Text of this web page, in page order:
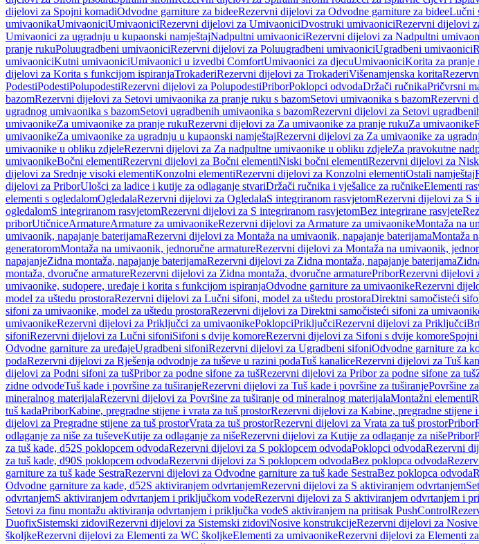
dijelovi za Spojni komadiOdvodne garniture za bideeRezervni dijelovi za Odvodne garniture za bideeLučni
umivaonikaUmivaoniciUmivaoniciRezervni dijelovi za UmivaoniciDvostruki umivaoniciRezervni dijelovi
Umivaonici za ugradnju u kupaonski namještajNadpultni umivaoniciRezervni dijelovi za Nadpultni
pranje rukuPoluugradbeni umivaoniciRezervni dijelovi za Poluugradbeni umivaoniciUgradbeni umivaonici
umivaoniciKutni umivaoniciUmivaonici u izvedbi ComfortUmivaonici za djecuUmivaoniciKorita za pranje
dijelovi za Korita s funkcijom ispiranjaTrokaderiRezervni dijelovi za TrokaderiVišenamjenska korita
PodestiPodestiPolupodestiRezervni dijelovi za PolupodestiPriborPoklopci odvodaDržači ručnikaPričvrsni
bazomRezervni dijelovi za Setovi umivaonika za pranje ruku s bazomSetovi umivaonika s bazomRezervni
ugradnog umivaonika s bazomSetovi ugradbenih umivaonika s bazomRezervni dijelovi za Setovi
umivaonikeZa umivaonike za pranje rukuRezervni dijelovi za Za umivaonike za pranje rukuZa umivaonike
umivaonikeZa umivaonike za ugradnju u kupaonski namještajRezervni dijelovi za Za umivaonike za
umivaonike u obliku zdjeleRezervni dijelovi za Za nadpultne umivaonike u obliku zdjeleZa pravokutne
umivaonikeBočni elementiRezervni dijelovi za Bočni elementiNiski bočni elementiRezervni dijelovi za
dijelovi za Srednje visoki elementiKonzolni elementiRezervni dijelovi za Konzolni elementiOstali namještaj
dijelovi za PriborUlošci za ladice i kutije za odlaganje stvariDržači ručnika i vješalice za ručnikeElementi
elementi s ogledalomOgledalaRezervni dijelovi za OgledalaS integriranom rasvjetomRezervni dijelovi za S
ogledalomS integriranom rasvjetomRezervni dijelovi za S integriranom rasvjetomBez integrirane rasvjete
priborUtičniceArmatureArmature za umivaonikeRezervni dijelovi za Armature za umivaonikeMontaža na
umivaonik, napajanje baterijamaRezervni dijelovi za Montaža na umivaonik, napajanje baterijamaMontaža
generatoromMontaža na umivaonik, jednoručne armatureRezervni dijelovi za Montaža na umivaonik,
napajanjeZidna montaža, napajanje baterijamaRezervni dijelovi za Zidna montaža, napajanje baterijama
montaža, dvoručne armatureRezervni dijelovi za Zidna montaža, dvoručne armaturePriborRezervni dijelovi
umivaonike, sudopere, uređaje i korita s funkcijom ispiranjaOdvodne garniture za umivaonikeRezervni
model za uštedu prostoraRezervni dijelovi za Lučni sifoni, model za uštedu prostoraDirektni samočisteći
sifoni za umivaonike, model za uštedu prostoraRezervni dijelovi za Direktni samočisteći sifoni za
umivaonikeRezervni dijelovi za Priključci za umivaonikePoklopciPriključciRezervni dijelovi za Priključci
sifoniRezervni dijelovi za Lučni sifoniSifoni s dvije komoreRezervni dijelovi za Sifoni s dvije komore
Odvodne garniture za uređajeUgradbeni sifoniRezervni dijelovi za Ugradbeni sifoniOdvodne garniture za
podaRezervni dijelovi za Rješenja odvodnje za tuševe u razini podaTuš kanaliceRezervni dijelovi za Tuš
dijelovi za Podni sifoni za tušPribor za podne sifone za tušRezervni dijelovi za Pribor za podne sifone za tuš
zidne odvodeTuš kade i površine za tuširanjeRezervni dijelovi za Tuš kade i površine za tuširanjePovršine
mineralnog materijalaRezervni dijelovi za Površine za tuširanje od mineralnog materijalaMontažni elementi
tuš kadaPriborKabine, pregradne stijene i vrata za tuš prostorRezervni dijelovi za Kabine, pregradne stijene
dijelovi za Pregradne stijene za tuš prostorVrata za tuš prostorRezervni dijelovi za Vrata za tuš prostorPribor
odlaganje za niše za tuševeKutije za odlaganje za nišeRezervni dijelovi za Kutije za odlaganje za nišePribor
za tuš kade, d52S poklopcem odvodaRezervni dijelovi za S poklopcem odvodaPoklopci odvodaRezervni
za tuš kade, d90S poklopcem odvodaRezervni dijelovi za S poklopcem odvodaBez poklopca odvoda
garniture za tuš kade SestraRezervni dijelovi za Odvodne garniture za tuš kade SestraBez poklopca odvoda
Odvodne garniture za kade, d52S aktiviranjem odvrtanjemRezervni dijelovi za S aktiviranjem odvrtanjem
odvrtanjemS aktiviranjem odvrtanjem i priključkom vodeRezervni dijelovi za S aktiviranjem odvrtanjem i
Setovi za finu montažu aktiviranja odvrtanjem i priključka vodeS aktiviranjem na pritisak PushControl
DuofixSistemski zidoviRezervni dijelovi za Sistemski zidoviNosive konstrukcijeRezervni dijelovi za
školjkeRezervni dijelovi za Elementi za WC školjkeElementi za umivaonikeRezervni dijelovi za Elementi